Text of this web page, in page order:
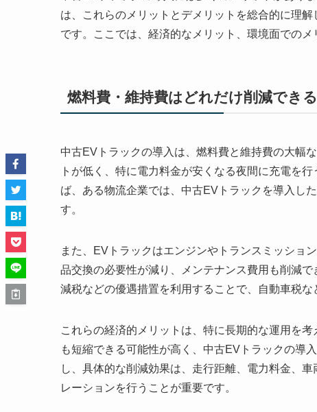
は、これらのメリットとデメリットを総合的に理
です。ここでは、経済的なメリット、環境面での
燃料費・維持費はどれだけ削減でき
中古EVトラックの導入は、燃料費と維持費の大幅
トが低く、特に電力料金が安くなる夜間に充電を
ば、ある物流企業では、中古EVトラックを導入し
す。
また、EVトラックはエンジンやトランスミッショ
品交換の必要性が減り、メンテナンス費用も削減
減税などの優遇措置を利用することで、自動車税な
これらの経済的メリットは、特に長期的な運用を
も短縮できる可能性が高く、中古EVトラックの導
し、具体的な削減効果は、走行距離、電力料金、
レーションを行うことが重要です。